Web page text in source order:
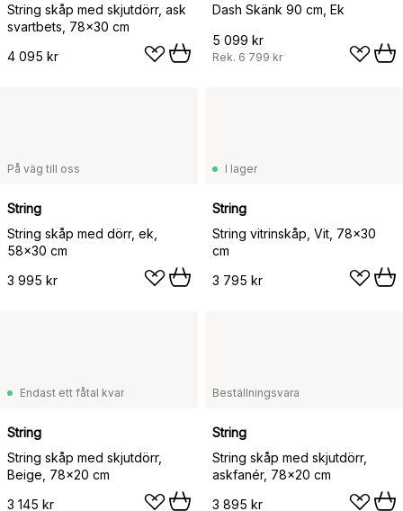
String skåp med skjutdörr, ask
svartbets, 78x30 cm
4 095 kr
Dash Skänk 90 cm, Ek
5 099 kr
Rek. 6 799 kr
På väg till oss
String
String skåp med dörr, ek,
58x30 cm
3 995 kr
I lager
String
String vitrinskåp, Vit, 78x30
cm
3 795 kr
Endast ett fåtal kvar
String
String skåp med skjutdörr,
Beige, 78x20 cm
3 145 kr
Beställningsvara
String
String skåp med skjutdörr,
askfanér, 78x20 cm
3 895 kr